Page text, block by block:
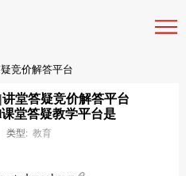
竞价解答平台
讲堂答疑竞价解答平台
堂答疑教学平台是
类型: 教育